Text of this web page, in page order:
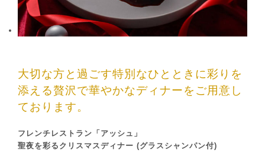
大切な方と過ごす特別なひとときに彩りを
添える贅沢で華やかなディナーをご用意し
ております。
フレンチレストラン「アッシュ」
聖夜を彩るクリスマスディナー (グラスシャンパン付)